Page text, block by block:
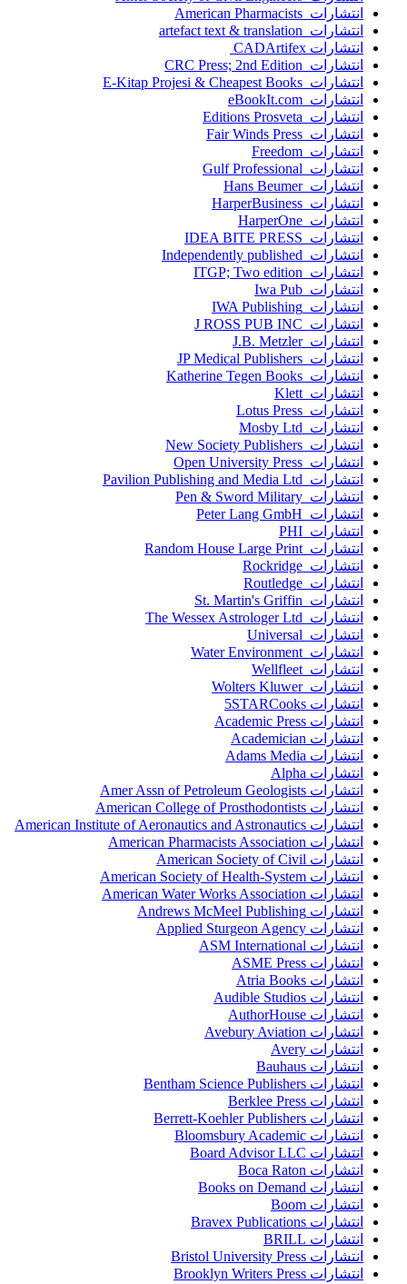
انتشارات American Pharmacists
انتشارات artefact text & translation
انتشارات ‎ CADArtifex
انتشارات CRC Press; 2nd Edition
انتشارات E-Kitap Projesi & Cheapest Books
انتشارات eBookIt.com
انتشارات Editions Prosveta
انتشارات Fair Winds Press
انتشارات Freedom
انتشارات Gulf Professional
انتشارات Hans Beumer
انتشارات HarperBusiness
انتشارات HarperOne
انتشارات IDEA BITE PRESS
انتشارات Independently published
انتشارات ITGP; Two edition
انتشارات Iwa Pub
انتشارات IWA Publishing
انتشارات J ROSS PUB INC
انتشارات J.B. Metzler
انتشارات JP Medical Publishers
انتشارات Katherine Tegen Books
انتشارات Klett
انتشارات Lotus Press
انتشارات Mosby Ltd
انتشارات New Society Publishers
انتشارات Open University Press
انتشارات Pavilion Publishing and Media Ltd
انتشارات Pen & Sword Military
انتشارات Peter Lang GmbH
انتشارات PHI
انتشارات Random House Large Print
انتشارات Rockridge
انتشارات Routledge
انتشارات St. Martin's Griffin
انتشارات The Wessex Astrologer Ltd
انتشارات Universal
انتشارات Water Environment
انتشارات Wellfleet
انتشارات Wolters Kluwer
انتشارات 5STARCooks
انتشارات Academic Press
انتشارات Academician
انتشارات Adams Media
انتشارات Alpha
انتشارات Amer Assn of Petroleum Geologists
انتشارات American College of Prosthodontists
انتشارات American Institute of Aeronautics and Astronautics
انتشارات American Pharmacists Association
انتشارات American Society of Civil
انتشارات American Society of Health-System
انتشارات American Water Works Association
انتشارات Andrews McMeel Publishing
انتشارات Applied Sturgeon Agency
انتشارات ASM International
انتشارات ASME Press
انتشارات Atria Books
انتشارات Audible Studios
انتشارات AuthorHouse
انتشارات Avebury Aviation
انتشارات Avery
انتشارات Bauhaus
انتشارات Bentham Science Publishers
انتشارات Berklee Press
انتشارات Berrett-Koehler Publishers
انتشارات Bloomsbury Academic
انتشارات Board Advisor LLC
انتشارات Boca Raton
انتشارات Books on Demand
انتشارات Boom
انتشارات Bravex Publications
انتشارات BRILL
انتشارات Bristol University Press
انتشارات Brooklyn Writers Press